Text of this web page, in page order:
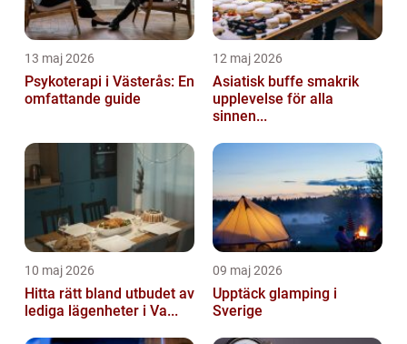
13 maj 2026
Psykoterapi i Västerås: En
omfattande guide
12 maj 2026
Asiatisk buffe smakrik
upplevelse för alla
sinnen...
10 maj 2026
Hitta rätt bland utbudet av
lediga lägenheter i Va...
09 maj 2026
Upptäck glamping i
Sverige